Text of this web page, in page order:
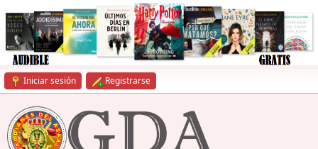
Iniciar sesión Registrarse